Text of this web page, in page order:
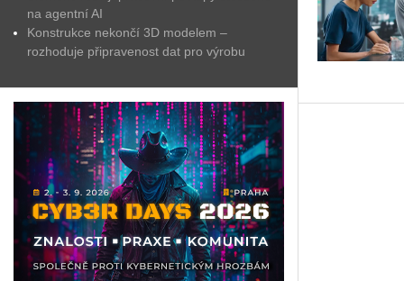
na agentní AI
Konstrukce nekončí 3D modelem –
rozhoduje připravenost dat pro výrobu